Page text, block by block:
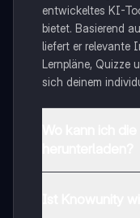
entwickeltes KI-
bietet. Basierend
liefert er relevante
Lernpläne, Quizze
sich deinem